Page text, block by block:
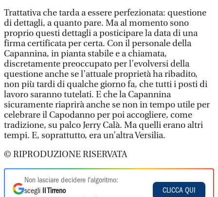
Trattativa che tarda a essere perfezionata: questione
di dettagli, a quanto pare. Ma al momento sono
proprio questi dettagli a posticipare la data di una
firma certificata per certa. Con il personale della
Capannina, in pianta stabile e a chiamata,
discretamente preoccupato per l’evolversi della
questione anche se l’attuale proprietà ha ribadito,
non più tardi di qualche giorno fa, che tutti i posti di
lavoro saranno tutelati. E che la Capannina
sicuramente riaprirà anche se non in tempo utile per
celebrare il Capodanno per poi accogliere, come
tradizione, su palco Jerry Calà. Ma quelli erano altri
tempi. E, soprattutto, era un’altra Versilia.
© RIPRODUZIONE RISERVATA
Non lasciare decidere l'algoritmo:
scegli
Il Tirreno
CLICCA QUI